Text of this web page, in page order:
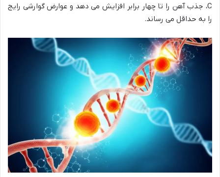
C، جذب آهن را تا چهار برابر افزایش می دهد و عوارض گوارشی رایج
را به حداقل می رساند.